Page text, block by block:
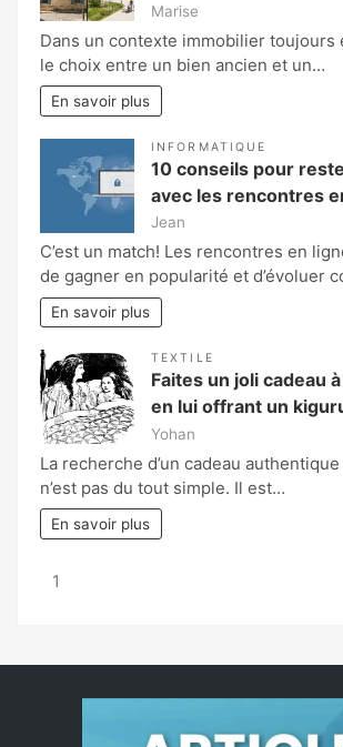
Marise
Dans un contexte immobilier toujours
le choix entre un bien ancien et un…
En savoir plus
INFORMATIQUE
10 conseils pour
avec les rencontres
Jean
C’est un match! Les rencontres en
de gagner en popularité et d’évoluer
En savoir plus
TEXTILE
Faites un joli cadeau
en lui offrant un
Yohan
La recherche d’un cadeau
n’est pas du tout simple. Il est…
En savoir plus
Page:
1